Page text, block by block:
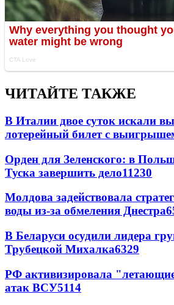
ЧИТАЙТЕ ТАКЖЕ
В Италии двое суток искали
лотерейный билет с
Орден для Зеленского: в
Туска завершить дело11230
Молдова задействовала
воды из-за обмеления Днестра
В Беларуси осудили лидера
Трубецкой Михалка6329
РФ активизировала
атак ВСУ5114